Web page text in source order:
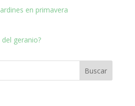
en primavera
geranio?